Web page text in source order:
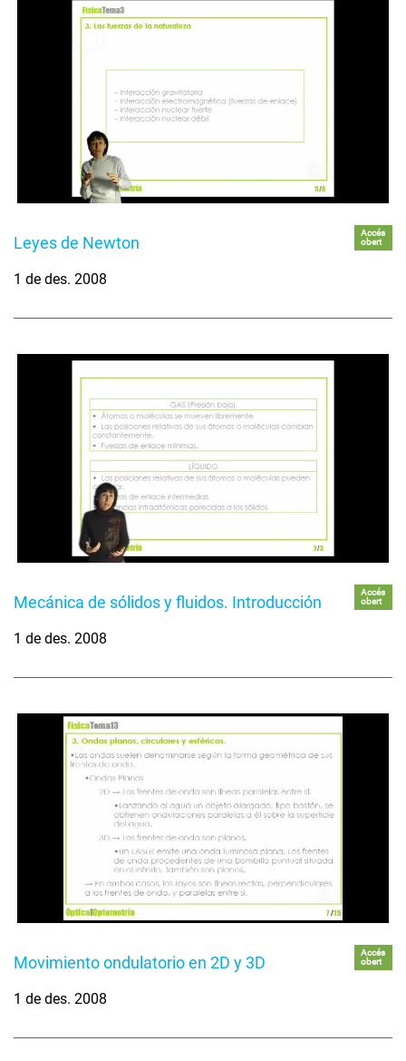
Leyes de Newton
Accés
obert
1 de des. 2008
Mecánica de sólidos y fluidos. Introducción
Accés
obert
1 de des. 2008
Movimiento ondulatorio en 2D y 3D
Accés
obert
1 de des. 2008